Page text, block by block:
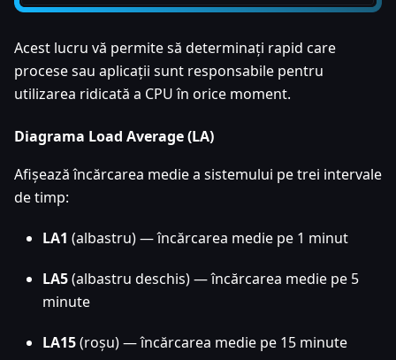
Acest lucru vă permite să determinați rapid care
procese sau aplicații sunt responsabile pentru
utilizarea ridicată a CPU în orice moment.
Diagrama Load Average (LA)
Afișează încărcarea medie a sistemului pe trei intervale
de timp:
LA1 (albastru) — încărcarea medie pe 1 minut
LA5(albastru deschis) — încărcarea medie pe 5
minute
LA15(roșu) — încărcarea medie pe 15 minute